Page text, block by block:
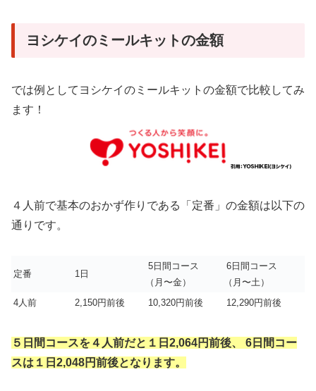
ヨシケイのミールキットの金額
では例としてヨシケイのミールキットの金額で比較してみ
ます！
４人前で基本のおかず作りである「定番」の金額は以下の
通りです。
定番 1日
5日間コース
（月〜金）
6日間コース
（月〜土）
4人前
2,150円前後 10,320円前後 12,290円前後
５日間コースを４人前だと１日2,064円前後、 6日間コー
スは１日2,048円前後となります。